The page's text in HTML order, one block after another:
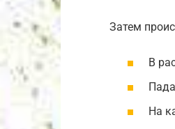
Затем
В
На